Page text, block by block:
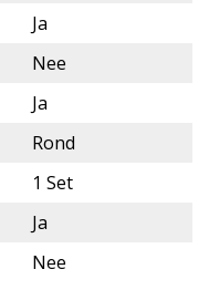
Ja
Nee
Ja
Rond
1 Set
Ja
Nee